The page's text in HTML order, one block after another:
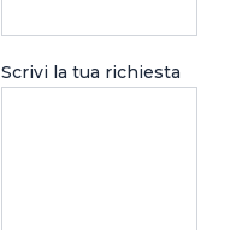
Scrivi la tua richiesta